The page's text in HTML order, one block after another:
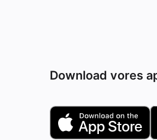
Download vores